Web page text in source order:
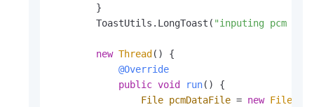
        }
        ToastUtils.LongToast(
"inputing pcm
new Thread () {
@Override
public void run()
{
File pcmDataFile = new File